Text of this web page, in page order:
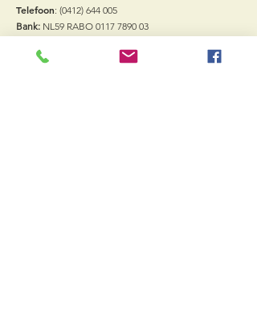
Telefoon: (0412) 644 005
Bank: NL59 RABO 0117 7890 03
Vacatures